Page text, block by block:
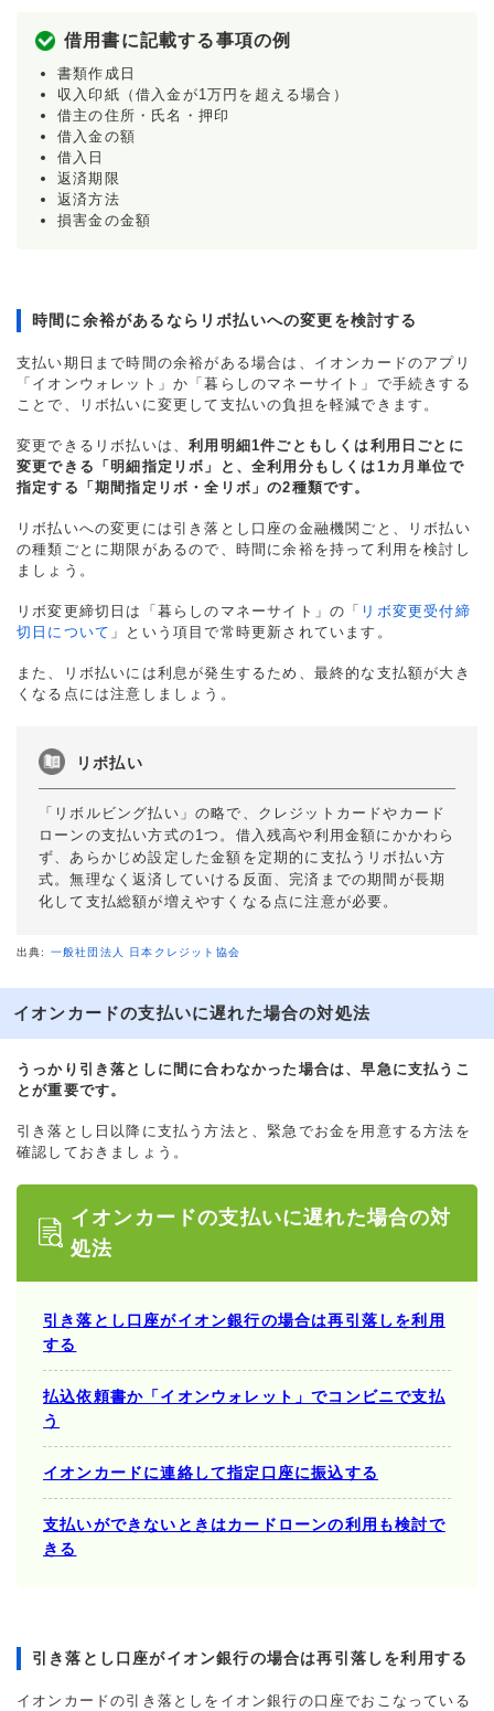
借用書に記載する事項の例
書類作成日
収入印紙（借入金が1万円を超える場合）
借主の住所・氏名・押印
借入金の額
借入日
返済期限
返済方法
損害金の金額
時間に余裕があるならリボ払いへの変更を検討する
支払い期日まで時間の余裕がある場合は、イオンカードのアプリ
「イオンウォレット」か「暮らしのマネーサイト」で手続きする
ことで、リボ払いに変更して支払いの負担を軽減できます。
変更できるリボ払いは、利用明細1件ごともしくは利用日ごとに
変更できる「明細指定リボ」と、全利用分もしくは1カ月単位で
指定する「期間指定リボ・全リボ」の2種類です。
リボ払いへの変更には引き落とし口座の金融機関ごと、リボ払い
の種類ごとに期限があるので、時間に余裕を持って利用を検討し
ましょう。
リボ変更締切日は「暮らしのマネーサイト」の「 リボ変更受付締
切日について 」という項目で常時更新されています。
また、リボ払いには利息が発生するため、最終的な支払額が大き
くなる点には注意しましょう。
リボ払い
「リボルビング払い」の略で、クレジットカードやカード
ローンの支払い方式の1つ。借入残高や利用金額にかかわら
ず、あらかじめ設定した金額を定期的に支払うリボ払い方
式。無理なく返済していける反面、完済までの期間が長期
化して支払総額が増えやすくなる点に注意が必要。
出典: 一般社団法人 日本クレジット協会
イオンカードの支払いに遅れた場合の対処法
うっかり引き落としに間に合わなかった場合は、早急に支払うこ
とが重要です。
引き落とし日以降に支払う方法と、緊急でお金を用意する方法を
確認しておきましょう。
イオンカードの支払いに遅れた場合の対
処法
引き落とし口座がイオン銀行の場合は再引落しを利用
する
払込依頼書か「イオンウォレット」でコンビニで支払
う
イオンカードに連絡して指定口座に振込する
支払いができないときはカードローンの利用も検討で
きる
引き落とし口座がイオン銀行の場合は再引落しを利用する
イオンカードの引き落としをイオン銀行の口座でおこなっている